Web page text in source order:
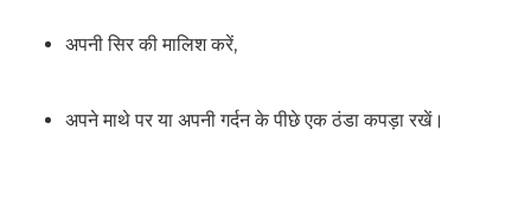
अपनी सिर की मालिश करें,
अपने माथे पर या अपनी गर्दन के पीछे एक ठंडा कपड़ा रखें।